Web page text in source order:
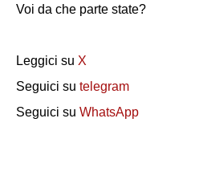
Voi da che parte state?
Leggici su X
Seguici su telegram
Seguici su WhatsApp